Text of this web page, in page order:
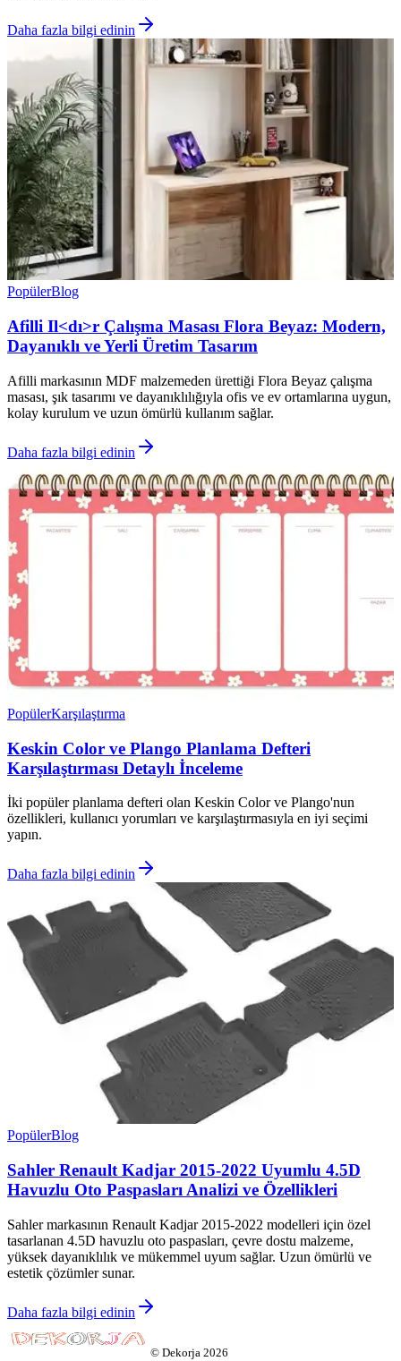
Daha fazla bilgi edinin
PopülerBlog
Afilli Il<dı>r Çalışma Masası Flora Beyaz: Modern,
Dayanıklı ve Yerli Üretim Tasarım
Afilli markasının MDF malzemeden ürettiği Flora Beyaz çalışma
masası, şık tasarımı ve dayanıklılığıyla ofis ve ev ortamlarına uygun,
kolay kurulum ve uzun ömürlü kullanım sağlar.
Daha fazla bilgi edinin
PopülerKarşılaştırma
Keskin Color ve Plango Planlama Defteri
Karşılaştırması Detaylı İnceleme
İki popüler planlama defteri olan Keskin Color ve Plango'nun
özellikleri, kullanıcı yorumları ve karşılaştırmasıyla en iyi seçimi
yapın.
Daha fazla bilgi edinin
PopülerBlog
Sahler Renault Kadjar 2015-2022 Uyumlu 4.5D
Havuzlu Oto Paspasları Analizi ve Özellikleri
Sahler markasının Renault Kadjar 2015-2022 modelleri için özel
tasarlanan 4.5D havuzlu oto paspasları, çevre dostu malzeme,
yüksek dayanıklılık ve mükemmel uyum sağlar. Uzun ömürlü ve
estetik çözümler sunar.
Daha fazla bilgi edinin
© Dekorja 2026